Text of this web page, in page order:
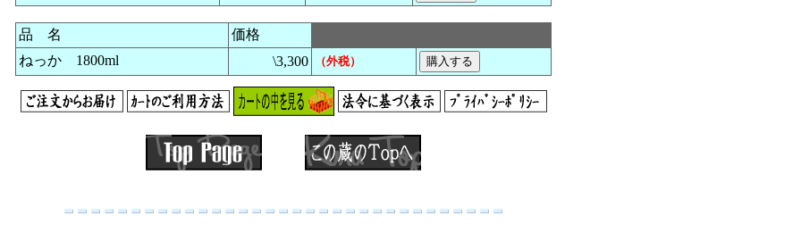
品 名
価格
ねっか 1800ml
\3,300 （外税）